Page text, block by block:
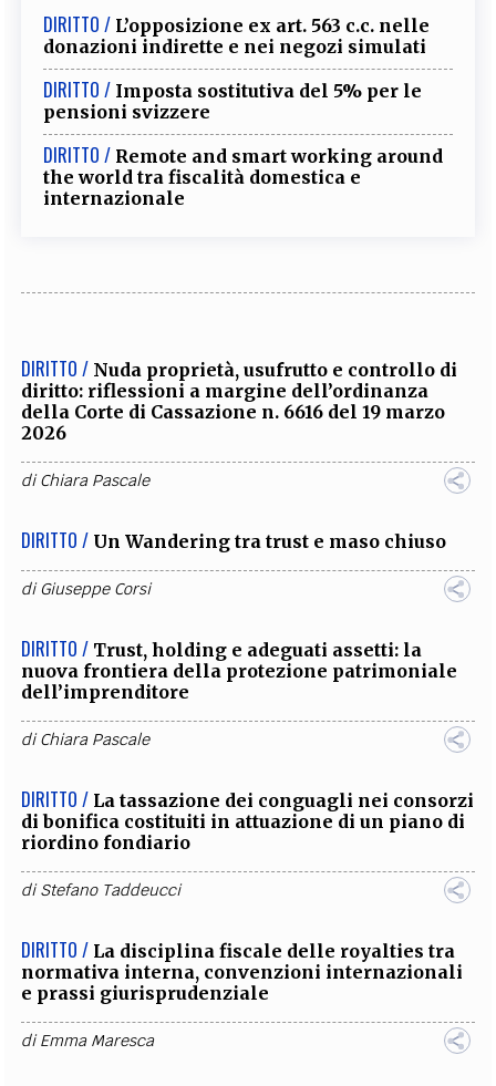
DIRITTO / L’opposizione ex art. 563 c.c. nelle
donazioni indirette e nei negozi simulati
DIRITTO / Imposta sostitutiva del 5% per le
pensioni svizzere
DIRITTO / Remote and smart working around
the world tra fiscalità domestica e
internazionale
DIRITTO / Nuda proprietà, usufrutto e controllo di
diritto: riflessioni a margine dell’ordinanza
della Corte di Cassazione n. 6616 del 19 marzo
2026
diChiara Pascale
DIRITTO / Un Wandering tra trust e maso chiuso
diGiuseppe Corsi
DIRITTO / Trust, holding e adeguati assetti: la
nuova frontiera della protezione patrimoniale
dell’imprenditore
diChiara Pascale
DIRITTO / La tassazione dei conguagli nei consorzi
di bonifica costituiti in attuazione di un piano di
riordino fondiario
diStefano Taddeucci
DIRITTO / La disciplina fiscale delle royalties tra
normativa interna, convenzioni internazionali
e prassi giurisprudenziale
diEmma Maresca